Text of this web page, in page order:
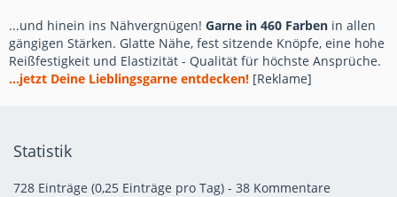
...und hinein ins Nähvergnügen! Garne in 460 Farben in allen
gängigen Stärken. Glatte Nähe, fest sitzende Knöpfe, eine hohe
Reißfestigkeit und Elastizität - Qualität für höchste Ansprüche.
...jetzt Deine Lieblingsgarne entdecken! [Reklame]
Statistik
728 Einträge (0,25 Einträge pro Tag) - 38 Kommentare